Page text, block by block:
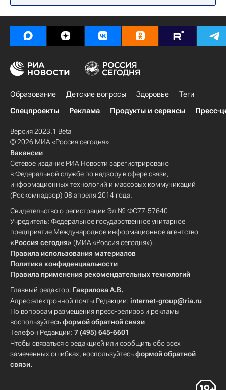
Воронежская область
Весь мир
Детские вопросы
Россия
Образование Детские вопросы Здоровье
Теги
Спецпроекты
Реклама Продукты и сервисы Пресс-
Версия 2023.1 Beta
© 2026 МИА «Россия сегодня»
Вакансии
Сетевое издание РИА Новости зарегистрировано
в Федеральной службе по надзору в сфере связи,
информационных технологий и массовых коммуникаций
(Роскомнадзор) 08 апреля 2014 года.
Свидетельство о регистрации Эл № ФС77-57640
Учредитель: Федеральное государственное унитарное
предприятие Международное информационное агентство
«Россия сегодня» (МИА «Россия сегодня»).
Правила использования материалов
Политика конфиденциальности
Правила применения рекомендательных технологий
Главный редактор: Гаврилова А.В.
Адрес электронной почты Редакции: internet-group@ria.ru
По вопросам размещения пресс-релизов и рекламы
воспользуйтесьформой обратной связи
Телефон Редакции: 7 (495) 645-6601
Чтобы связаться с редакцией или сообщить обо всех
замеченных ошибках, воспользуйтесьформой обратной
связи.